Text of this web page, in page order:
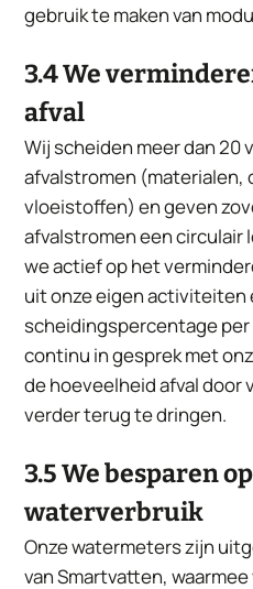
gebruik te maken van
3.4 We
afval
Wij scheiden meer dan 20
afvalstromen (materialen,
vloeistoffen) en geven
afvalstromen een circulair
we actief op het
uit onze eigen activiteiten
scheidingspercentage per
continu in gesprek met
de hoeveelheid afval door
verder terug te dringen.
3.5 We besparen
waterverbruik
Onze watermeters zijn
van Smartvatten,